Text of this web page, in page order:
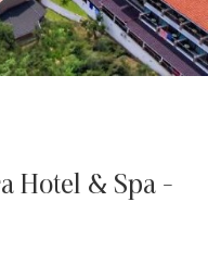
Hotel & Spa -